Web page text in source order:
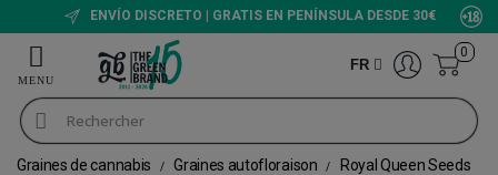
ENVÍO DISCRETO | GRATIS EN PENÍNSULA DESDE 30€
FR
0
Graines de cannabis Graines autofloraison
Royal Queen Seeds